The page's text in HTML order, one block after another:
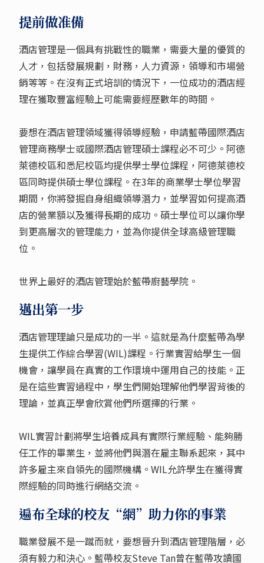
提前做准備
酒店管理是一個具有挑戰性的職業，需要大量的優質的
人才，包括發展規劃，財務，人力資源，領導和市場營
銷等等。在沒有正式培訓的情況下，一位成功的酒店經
理在獲取豐富經驗上可能需要經歷數年的時間。
要想在酒店管理領域獲得領導經驗，申請藍帶國際酒店
管理商務學士或國際酒店管理碩士課程必不可少。阿德
萊德校區和悉尼校區均提供學士學位課程，阿德萊德校
區同時提供碩士學位課程。在3年的商業學士學位學習
期間，你將發掘自身組織領導潛力，並學習如何提高酒
店的營業額以及獲得長期的成功。碩士學位可以讓你學
到更高層次的管理能力，並為你提供全球高級管理職
位。
世界上最好的酒店管理始於藍帶廚藝學院。
邁出第一步
酒店管理理論只是成功的一半。這就是為什麼藍帶為學
生提供工作綜合學習(WIL)課程。行業實習給學生一個
機會，讓學員在真實的工作環境中運用自己的技能。正
是在這些實習過程中，學生們開始理解他們學習背後的
理論，並真正學會欣賞他們所選擇的行業。
WIL實習計劃將學生培養成具有實際行業經驗、能夠勝
任工作的畢業生，並將他們與潛在雇主聯系起來，其中
許多雇主來自領先的國際機構。WIL允許學生在獲得實
際經驗的同時進行網絡交流。
遍布全球的校友“網”助力你的事業
職業發展不是一蹴而就，要想晉升到酒店管理階層，必
須有毅力和決心。藍帶校友Steve Tan曾在藍帶攻讀國